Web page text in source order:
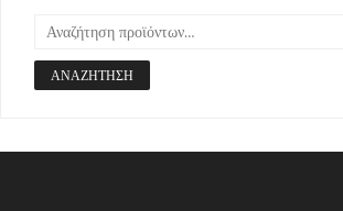
ΑΝΑΖΉΤΗΣΗ